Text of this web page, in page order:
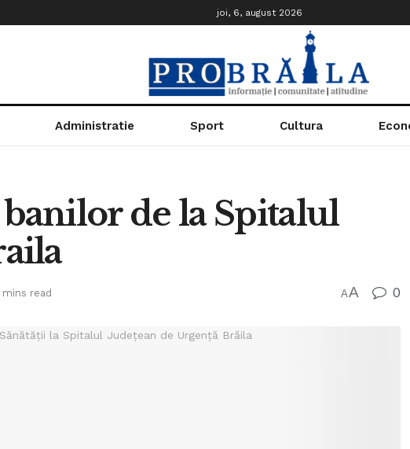
joi, 6, august 2026
Administratie Sport Cultura
de la Spitalul
read AA 0